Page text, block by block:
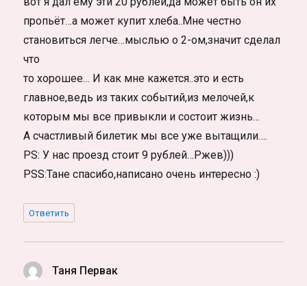
пропьёт…а может купит хлеба..Мне честно
становиться легче…мыслью о 2-ом,значит сделал
что
то хорошее… И как мне кажется..это и есть
главное,ведь из таких событий,из мелочей,к
которым мы все привыкли и состоит жизнь…
А счастливый билетик мы все уже вытащили….
PS: У нас проезд стоит 9 рублей…Ржев)))
PSS:Тане спасибо,написано очень интересно :)
Ответить
Таня Первак